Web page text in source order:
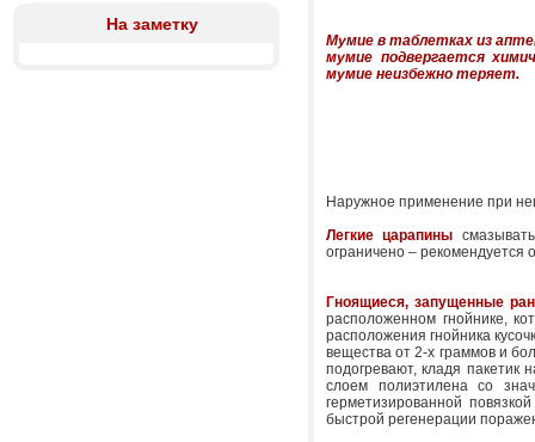
На заметку
Мумие в таблетках из
мумие подвергается
мумие неизбежно теряет.
Наружное применение при
Легкие царапины
ограничено – рекомендуется
Гноящиеся, запущенные
расположенном гнойнике,
расположения гнойника
вещества от 2-х граммов и
подогревают, кладя пакетик
слоем полиэтилена со
герметизированной
быстрой регенерации